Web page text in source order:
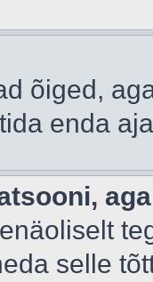
õiged,
enda
selle